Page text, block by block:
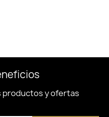
productos y ofertas